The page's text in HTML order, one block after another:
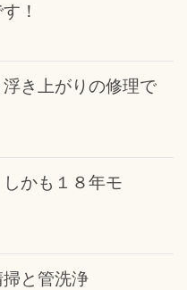
！
き上がりの修理で
かも１８年モ
と管洗浄